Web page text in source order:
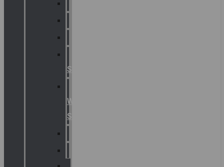
Signaling
Warning
Signals